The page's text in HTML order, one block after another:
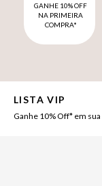
GANHE 10% OFF
NA PRIMEIRA
COMPRA*
LISTA VIP
Ganhe 10% Off* em